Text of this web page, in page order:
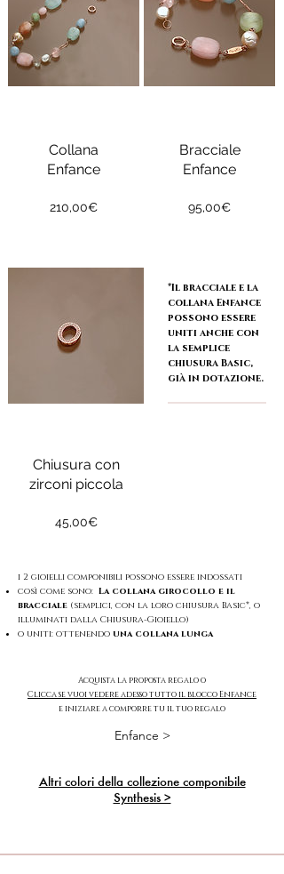
Collana
Enfance
210,00€Prezzo
Bracciale
Enfance
95,00€Prezzo
Chiusura con
zirconi piccola
45,00€Prezzo
*Il bracciale e la
collana Enfance
possono essere
uniti anche con
la semplice
chiusura Basic,
già in dotazione.
i 2 gioielli componibili possono essere indossati
così come sono: La collana girocollo e il
bracciale (semplici, con la loro chiusura Basic*, o
illuminati dalla Chiusura-Gioiello)
o uniti: ottenendo una collana lunga
Acquista la proposta regalo o
Clicca se vuoi vedere adesso tutto il blocco Enfance
e iniziare a comporre tu il tuo regalo
Enfance >
Altri colori della collezione componibile
Synthesis >